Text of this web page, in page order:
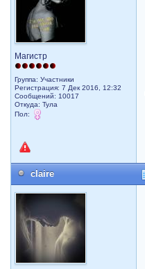
Магистр
Группа: Участники
Регистрация: 7 Дек 2016, 12:32
Сообщений: 10017
Откуда: Тула
Пол:
claire